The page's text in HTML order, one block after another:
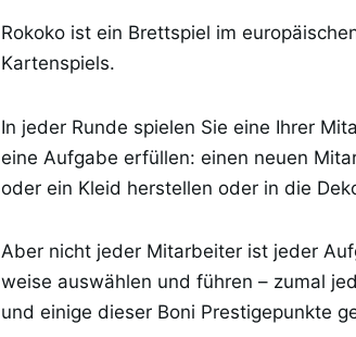
Rokoko ist ein Brettspiel im
Kartenspiels.
In jeder Runde spielen Sie eine Ihrer
eine Aufgabe erfüllen: einen neuen
oder ein Kleid herstellen oder in die
Aber nicht jeder Mitarbeiter ist jeder
weise auswählen und führen – zumal
und einige dieser Boni Prestigepunkte